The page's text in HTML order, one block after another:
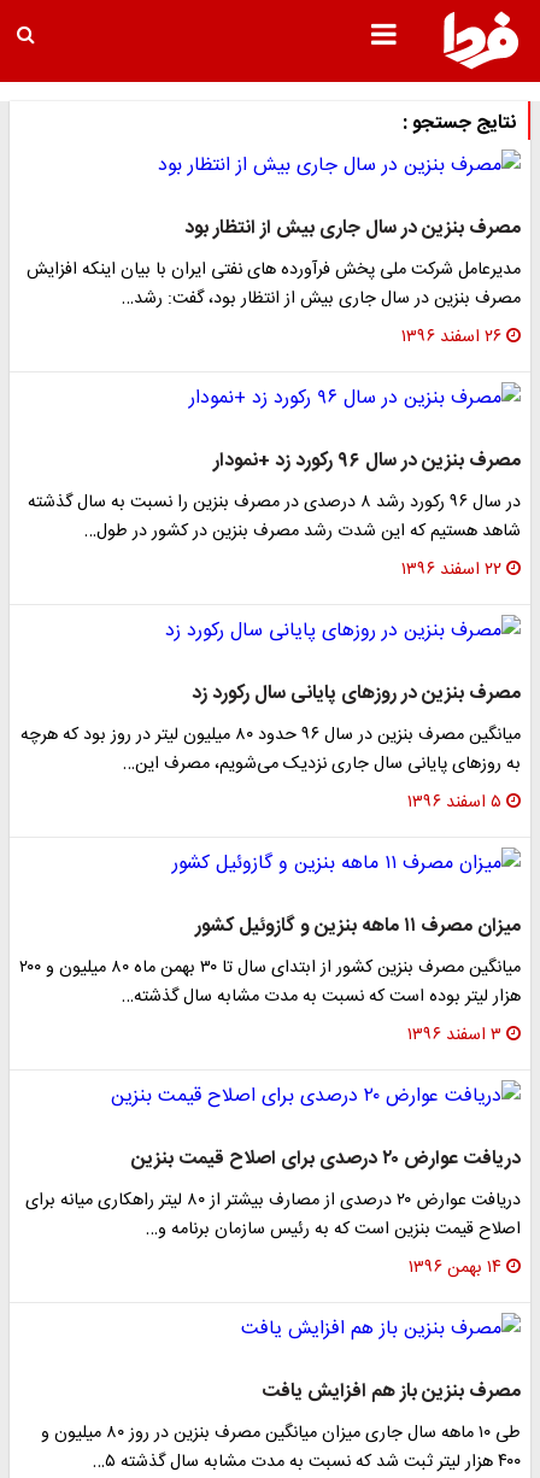
نتایج جستجو :
مصرف بنزین در سال جاری بیش از انتظار بود
مدیرعامل شرکت ملی پخش فرآورده های نفتی ایران با بیان اینکه افزایش
مصرف بنزین در سال جاری بیش از انتظار بود، گفت: رشد…
۲۶ اسفند ۱۳۹۶
مصرف بنزین در سال ۹۶ رکورد زد +نمودار
در سال ۹۶ رکورد رشد ۸ درصدی در مصرف بنزین را نسبت به سال گذشته
شاهد هستیم که این شدت رشد مصرف بنزین در کشور در طول…
۲۲ اسفند ۱۳۹۶
مصرف بنزین در روزهای پایانی سال رکورد زد
میانگین مصرف بنزین در سال ۹۶ حدود ۸۰ میلیون لیتر در روز بود که هرچه
به روز‌های پایانی سال جاری نزدیک می‌شویم، مصرف این…
۵ اسفند ۱۳۹۶
میزان مصرف ۱۱ ماهه بنزین و گازوئیل کشور
میانگین مصرف بنزین کشور از ابتدای سال تا ۳۰ بهمن ماه ۸۰ میلیون و ۲۰۰
هزار لیتر بوده است که نسبت به مدت مشابه سال گذشته…
۳ اسفند ۱۳۹۶
دریافت عوارض ۲۰ درصدی برای اصلاح قیمت بنزین
دریافت عوارض ۲۰ درصدی از مصارف بیشتر از ۸۰ لیتر راهکاری میانه برای
اصلاح قیمت بنزین است که به رئیس سازمان برنامه و…
۱۴ بهمن ۱۳۹۶
مصرف بنزین باز هم افزایش یافت
طی ۱۰ ماهه سال جاری میزان میانگین مصرف بنزین در روز ۸۰ میلیون و
۴۰۰ هزار لیتر ثبت شد که نسبت به مدت مشابه سال گذشته ۵…